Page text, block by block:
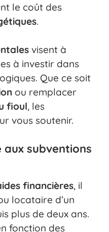
le coût des
.
visent à
à investir dans
Que ce soit
ou remplacer
fioul, les
vous soutenir.
aux subventions
financières, il
locataire d’un
plus de deux ans.
fonction des